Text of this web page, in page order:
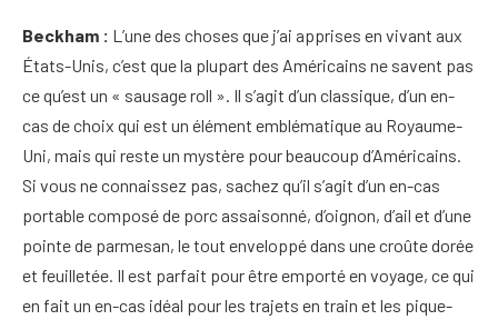
Beckham : L’une des choses que j’ai apprises en vivant aux
États-Unis, c’est que la plupart des Américains ne savent pas
ce qu’est un « sausage roll ». Il s’agit d’un classique, d’un en-
cas de choix qui est un élément emblématique au Royaume-
Uni, mais qui reste un mystère pour beaucoup d’Américains.
Si vous ne connaissez pas, sachez qu’il s’agit d’un en-cas
portable composé de porc assaisonné, d’oignon, d’ail et d’une
pointe de parmesan, le tout enveloppé dans une croûte dorée
et feuilletée. Il est parfait pour être emporté en voyage, ce qui
en fait un en-cas idéal pour les trajets en train et les pique-